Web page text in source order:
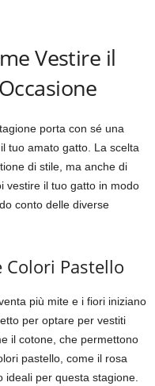
Vestire il
porta con sé una
tuo amato gatto. La scelta
di stile, ma anche di
vestire il tuo gatto in modo
conto delle diverse
Colori Pastello
più mite e i fiori iniziano
per optare per vestiti
il cotone, che permettono
pastello, come il rosa
ideali per questa stagione.